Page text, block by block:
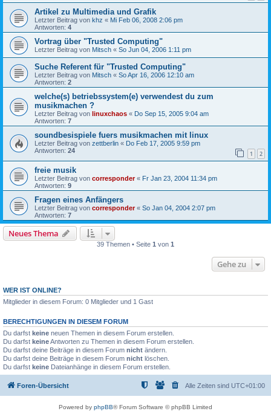
Artikel zu Multimedia und Grafik
Letzter Beitrag von khz « Mi Feb 06, 2008 2:06 pm
Antworten: 4
Vortrag über "Trusted Computing"
Letzter Beitrag von Mitsch « So Jun 04, 2006 1:11 pm
Suche Referent für "Trusted Computing"
Letzter Beitrag von Mitsch « So Apr 16, 2006 12:10 am
Antworten: 2
welche(s) betriebssystem(e) verwendest du zum
musikmachen ?
Letzter Beitrag von linuxchaos « Do Sep 15, 2005 9:04 am
Antworten: 7
soundbesispiele fuers musikmachen mit linux
Letzter Beitrag von zettberlin « Do Feb 17, 2005 9:59 pm
Antworten: 24 1 2
freie musik
Letzter Beitrag von corresponder« Fr Jan 23, 2004 11:34 pm
Antworten: 9
Fragen eines Anfängers
Letzter Beitrag von corresponder« So Jan 04, 2004 2:07 pm
Antworten: 7
Neues Thema
39 Themen • Seite 1 von 1
Gehe zu
WER IST ONLINE?
Mitglieder in diesem Forum: 0 Mitglieder und 1 Gast
BERECHTIGUNGEN IN DIESEM FORUM
Du darfst keine neuen Themen in diesem Forum erstellen.
Du darfst keineAntworten zu Themen in diesem Forum erstellen.
Du darfst deine Beiträge in diesem Forum nicht ändern.
Du darfst deine Beiträge in diesem Forum nicht löschen.
Du darfst keine Dateianhänge in diesem Forum erstellen.
Foren-Übersicht Alle Zeiten sind UTC+01:00
Powered by phpBB® Forum Software © phpBB Limited